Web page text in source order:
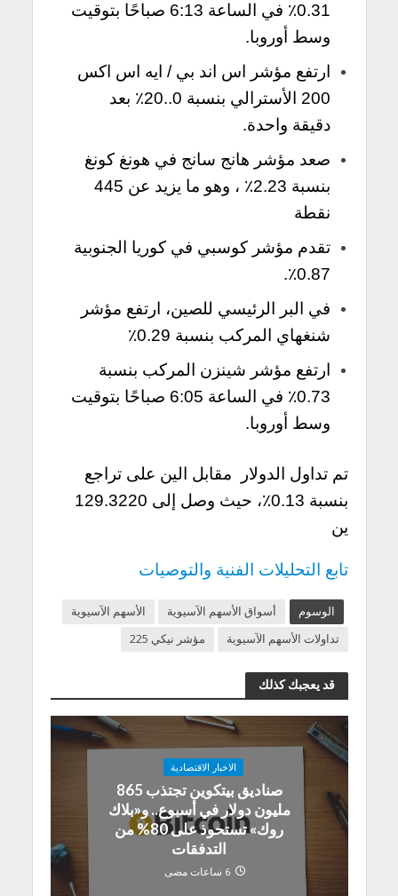
0.31٪ في الساعة 6:13 صباحًا بتوقيت
وسط أوروبا.
ارتفع مؤشر اس اند بي / ايه اس اكس
200 الأسترالي بنسبة 0..20٪ بعد
دقيقة واحدة.
صعد مؤشر هانج سانج في هونغ كونغ
بنسبة 2.23٪ ، وهو ما يزيد عن 445
نقطة
تقدم مؤشر كوسبي في كوريا الجنوبية
0.87٪.
في البر الرئيسي للصين، ارتفع مؤشر
شنغهاي المركب بنسبة 0.29٪
ارتفع مؤشر شينزن المركب بنسبة
0.73٪ في الساعة 6:05 صباحًا بتوقيت
وسط أوروبا.
تم تداول الدولار مقابل الين على تراجع
بنسبة 0.13٪، حيث وصل إلى 129.3220
ين
تابع التحليلات الفنية والتوصيات
الوسوم أسواق الأسهم الآسيوية
الأسهم الآسيوية
تداولات الأسهم الآسيوية
مؤشر نيكي 225
قد يعجبك كذلك
الاخبار الاقتصادية
صناديق بيتكوين تجتذب 865
مليون دولار في أسبوع.. و«بلاك
روك» تستحوذ على 80% من
التدفقات
6 ساعات مضى